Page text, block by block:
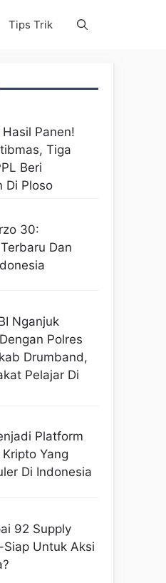
Tips Trik
Panen!
Tiga
Beri
Di Ploso
30:
Dan
Nganjuk
Polres
Drumband,
Pelajar Di
Platform
Yang
Di Indonesia
92 Supply
Untuk Aksi